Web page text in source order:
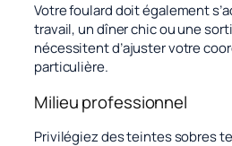
Votre foulard doit également
travail, un dîner chic ou une
nécessitent d’ajuster votre
particulière.
Milieu professionnel
Privilégiez des teintes sobres